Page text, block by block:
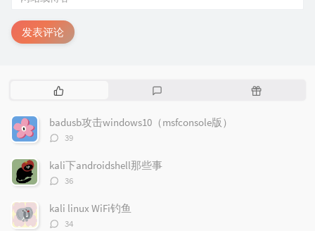
发表评论
热
文
章
评
随
badusb攻击windows10（msfconsole版）
评
数：
39
kali下androidshell那些事
评
数：
36
kali linux WiFi钓鱼
评
34